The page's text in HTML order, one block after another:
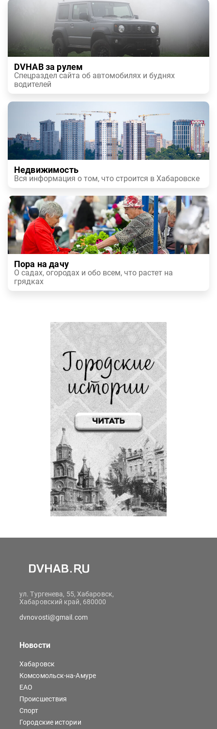
DVHAB за рулем
Спецраздел сайта об автомобилях и буднях
водителей
Недвижимость
Вся информация о том, что строится в Хабаровске
Пора на дачу
О садах, огородах и обо всем, что растет на
грядках
ул. Тургенева, 55, Хабаровск,
Хабаровский край, 680000
dvnovosti@gmail.com
Новости
Хабаровск
Комсомольск-на-Амуре
ЕАО
Происшествия
Спорт
Городские истории